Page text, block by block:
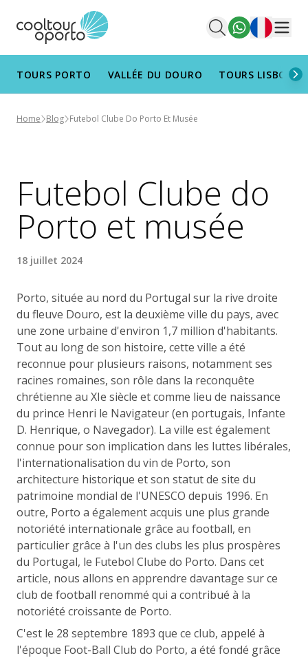
Français
TOURS PORTO VALLÉE DU DOURO TOURS
Home Blog Futebol Clube Do Porto Et Musée
Futebol Clube do
Porto et musée
18 juillet 2024
Porto, située au nord du Portugal sur la rive droite
du fleuve Douro, est la deuxième ville du pays, avec
une zone urbaine d'environ 1,7 million d'habitants.
Tout au long de son histoire, cette ville a été
reconnue pour plusieurs raisons, notamment ses
racines romaines, son rôle dans la reconquête
chrétienne au XIe siècle et comme lieu de naissance
du prince Henri le Navigateur (en portugais, Infante
D. Henrique, o Navegador). La ville est également
connue pour son implication dans les luttes libérales,
l'internationalisation du vin de Porto, son
architecture historique et son statut de site du
patrimoine mondial de l'UNESCO depuis 1996. En
outre, Porto a également acquis une plus grande
notoriété internationale grâce au football, en
particulier grâce à l'un des clubs les plus prospères
du Portugal, le Futebol Clube do Porto. Dans cet
article, nous allons en apprendre davantage sur ce
club de football renommé qui a contribué à la
notoriété croissante de Porto.
C'est le 28 septembre 1893 que ce club, appelé à
l'époque Foot-Ball Club do Porto, a été fondé grâce